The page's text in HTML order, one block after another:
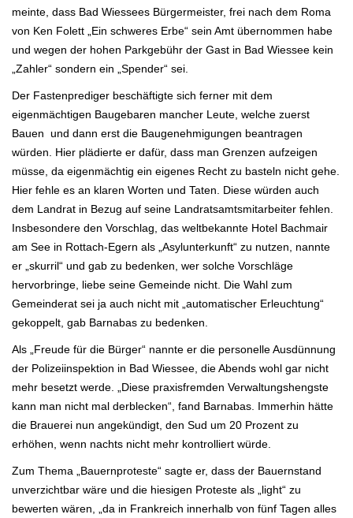
meinte, dass Bad Wiessees Bürgermeister, frei nach dem Roma
von Ken Folett „Ein schweres Erbe“ sein Amt übernommen habe
und wegen der hohen Parkgebühr der Gast in Bad Wiessee kein
„Zahler“ sondern ein „Spender“ sei.
Der Fastenprediger beschäftigte sich ferner mit dem
eigenmächtigen Baugebaren mancher Leute, welche zuerst
Bauen und dann erst die Baugenehmigungen beantragen
würden.
Hier plädierte er dafür, dass man Grenzen aufzeigen
müsse, da eigenmächtig ein eigenes Recht zu basteln nicht gehe.
Hier fehle es an klaren Worten und Taten. Diese würden auch
dem Landrat in Bezug auf seine Landratsamtsmitarbeiter fehlen.
Insbesondere den Vorschlag, das weltbekannte Hotel Bachmair
am See in Rottach-Egern als „Asylunterkunft“ zu nutzen, nannte
er „ skurril“ und gab zu bedenken, wer solche Vorschläge
hervorbringe, liebe seine Gemeinde nicht. Die Wahl zum
Gemeinderat sei ja auch nicht mit „automatischer Erleuchtung“
gekoppelt, gab Barnabas zu bedenken.
Als „Freude für die Bürger“ nannte er die personelle Ausdünnung
der Polizeiinspektion in Bad Wiessee, die Abends wohl gar nicht
mehr besetzt werde. „Diese praxisfremden Verwaltungshengste
kann man nicht mal derblecken“, fand Barnabas. Immerhin hätte
die Brauerei nun angekündigt, den Sud um 20 Prozent zu
erhöhen, wenn nachts nicht mehr kontrolliert würde.
Zum Thema „Bauernproteste“ sagte er, dass der Bauernstand
unverzichtbar wäre und die hiesigen Proteste als „light“ zu
bewerten wären, „da in Frankreich innerhalb von fünf Tagen alles